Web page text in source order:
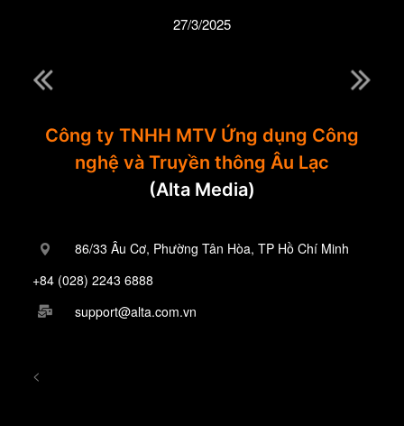
27/3/2025
Công ty TNHH MTV Ứng dụng Công
nghệ và Truyền thông Âu Lạc
(Alta Media)
86/33 Âu Cơ, Phường Tân Hòa, TP Hồ Chí Minh
+84 (028) 2243 6888
support@alta.com.vn
<